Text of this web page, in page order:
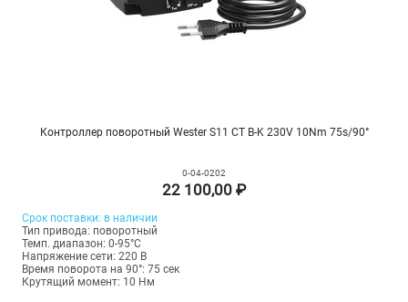
Контроллер поворотный Wester S11 CT B-K 230V 10Nm 75s/90°
0-04-0202
22 100,00 ₽
Срок поставки: в наличии
Тип привода: поворотный
Темп. диапазон: 0-95°С
Напряжение сети: 220 В
Время поворота на 90°: 75 сек
Крутящий момент: 10 Нм